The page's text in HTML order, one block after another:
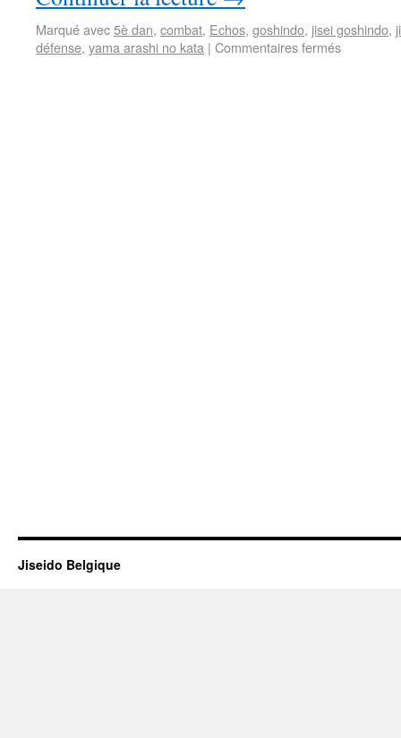
Marqué avec5è dan, combat, Echos, goshindo, jisei goshindo,
défense, yama arashi no kata | Commentaires fermés
Jiseido Belgique